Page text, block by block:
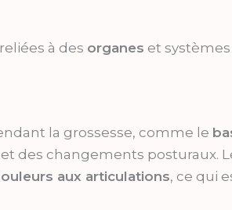
à des organes et
la grossesse, comme le
des changements posturaux.
aux articulations, ce qui